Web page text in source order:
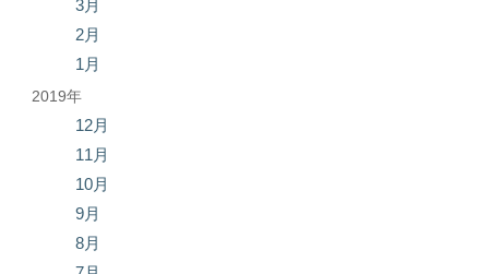
3月
2月
1月
2019年
12月
11月
10月
9月
8月